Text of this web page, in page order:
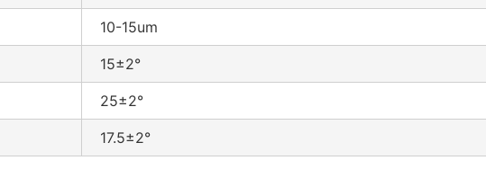
10-15um
15±2°
25±2°
17.5±2°